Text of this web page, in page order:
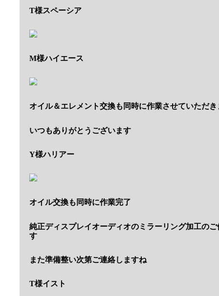
T様スペーシア
M様ハイエース
オイル＆エレメント交換も同時に作業させていただき
いつもありがとうございます
Y様ハリアー
オイル交換も同時に作業完了
純正ディスプレイオーディオのミラーリング加工の
す
また準備整い次第ご連絡しますね
T様イスト